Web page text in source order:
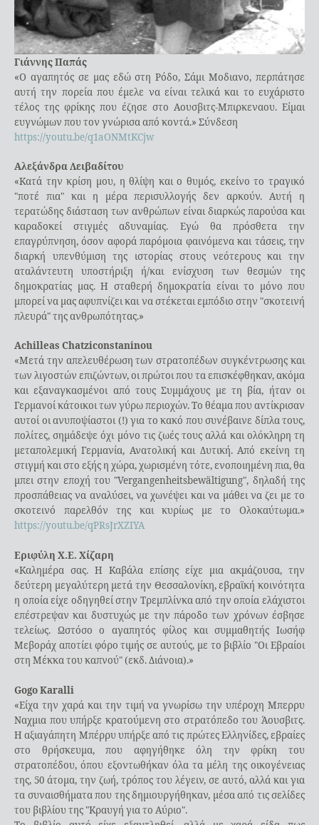
Γιάννης Παπάς
«Ο αγαπητός σε μας εδώ στη Ρόδο, Σάμι Μοδιανο, περπάτησε
αυτή την πορεία που έμελε να είναι τελικά και το ευχάριστο
τέλος της φρίκης που έζησε στο Αουσβιτς-Μπιρκεναου. Είμαι
ευγνώμων που τον γνώρισα από κοντά.» Σύνδεση
https://youtu.be/q1aONMtKCjw
Αλεξάνδρα Λειβαδίτου
«Κατά την κρίση μου, η θλίψη και ο θυμός, εκείνο το τραγικό
"ποτέ πια" και η μέρα περισυλλογής δεν αρκούν. Αυτή η
τερατώδης διάσταση των ανθρώπων είναι διαρκώς παρούσα και
καραδοκεί στιγμές αδυναμίας. Εγώ θα πρόσθετα την
επαγρύπνηση, όσον αφορά παρόμοια φαινόμενα και τάσεις, την
διαρκή υπενθύμιση της ιστορίας στους νεότερους και την
αταλάντευτη υποστήριξη ή/και ενίσχυση των θεσμών της
δημοκρατίας μας. Η σταθερή δημοκρατία είναι το μόνο που
μπορεί να μας αφυπνίζει και να στέκεται εμπόδιο στην "σκοτεινή
πλευρά" της ανθρωπότητας.»
Achilleas Chatziconstaninou
«Μετά την απελευθέρωση των στρατοπέδων συγκέντρωσης και
των λιγοστών επιζώντων, οι πρώτοι που τα επισκέφθηκαν, ακόμα
και εξαναγκασμένοι από τους Συμμάχους με τη βία, ήταν οι
Γερμανοί κάτοικοι των γύρω περιοχών. Το θέαμα που αντίκρισαν
αυτοί οι ανυποψίαστοι (!) για το κακό που συνέβαινε δίπλα τους,
πολίτες, σημάδεψε όχι μόνο τις ζωές τους αλλά και ολόκληρη τη
μεταπολεμική Γερμανία, Ανατολική και Δυτική. Από εκείνη τη
στιγμή και στο εξής η χώρα, χωρισμένη τότε, ενοποιημένη πια, θα
μπει στην εποχή του "Vergangenheitsbewältigung", δηλαδή της
προσπάθειας να αναλύσει, να χωνέψει και να μάθει να ζει με το
σκοτεινό παρελθόν της και κυρίως με το Ολοκαύτωμα.»
https://youtu.be/qPRsJrXZIYA
Εριφύλη Χ.Ε. Χίζαρη
«Καλημέρα σας. Η Καβάλα επίσης είχε μια ακμάζουσα, την
δεύτερη μεγαλύτερη μετά την Θεσσαλονίκη, εβραϊκή κοινότητα
η οποία είχε οδηγηθεί στην Τρεμπλίνκα από την οποία ελάχιστοι
επέστρεψαν και δυστυχώς με την πάροδο των χρόνων έσβησε
τελείως. Ωστόσο ο αγαπητός φίλος και συμμαθητής Ιωσήφ
Μεβοράχ αποτίει φόρο τιμής σε αυτούς, με το βιβλίο "Οι Εβραίοι
στη Μέκκα του καπνού" (εκδ. Διάνοια).»
Gogo Karalli
«Είχα την χαρά και την τιμή να γνωρίσω την υπέροχη Μπερρυ
Ναχμια που υπήρξε κρατούμενη στο στρατόπεδο του Άουσβιτς.
Η αξιαγάπητη Μπέρρυ υπήρξε από τις πρώτες Ελληνίδες, εβραίες
στο θρήσκευμα, που αφηγήθηκε όλη την φρίκη του
στρατοπέδου, όπου εξοντωθήκαν όλα τα μέλη της οικογένειας
της, 50 άτομα, την ζωή, τρόπος του λέγειν, σε αυτό, αλλά και για
τα συναισθήματα που της δημιουργήθηκαν, μέσα από τις σελίδες
του βιβλίου της "Κραυγή για το Αύριο".